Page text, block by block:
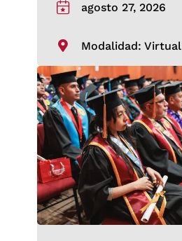
agosto 27, 2026
Modalidad: Virtual